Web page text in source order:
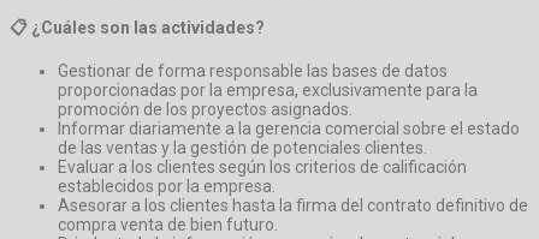
📋 ¿Cuáles son las actividades?
Gestionar de forma responsable las bases de datos
proporcionadas por la empresa, exclusivamente para la
promoción de los proyectos asignados.
Informar diariamente a la gerencia comercial sobre el estado
de las ventas y la gestión de potenciales clientes.
Evaluar a los clientes según los criterios de calificación
establecidos por la empresa.
Asesorar a los clientes hasta la firma del contrato definitivo de
compra venta de bien futuro.